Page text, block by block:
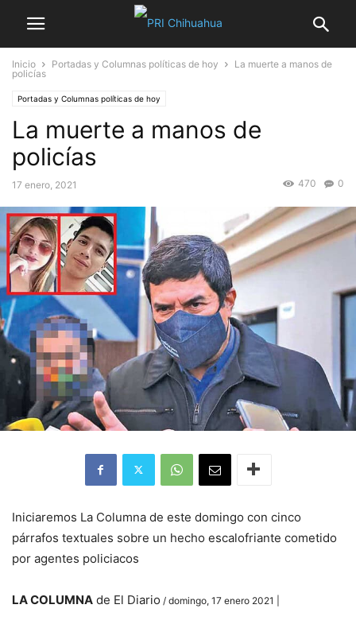
Inicio Portadas y Columnas políticas de hoy
La muerte a manos de
policías
Portadas y Columnas políticas de hoy
La muerte a manos de
policías
17 enero, 2021 0
470
Iniciaremos La Columna de este domingo con cinco
párrafos textuales sobre un hecho escalofriante cometido
por agentes policiacos
LA COLUMNA de El Diario / domingo, 17 enero 2021 |